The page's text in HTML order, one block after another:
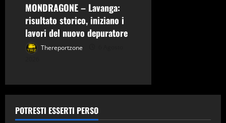
MONDRAGONE – Lavanga:
risultato storico, iniziano i
lavori del nuovo depuratore
Thereportzone
POTRESTI ESSERTI PERSO